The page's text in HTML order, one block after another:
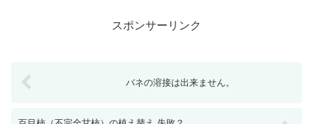
スポンサーリンク
バネの溶接は出来ません。